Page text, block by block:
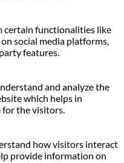
certain functionalities like
social media platforms,
features.
and analyze the
which helps in
for the visitors.
how visitors interact
provide information on